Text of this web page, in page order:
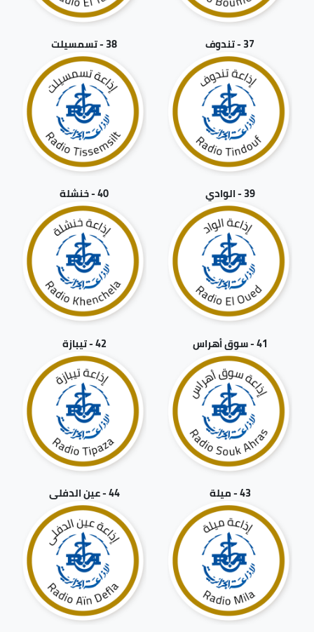
37 - تندوف 38 - تسمسيلت
39 - الوادي 40 - خنشلة
41 - سوق أهراس 42 - تيبازة
43 - ميلة 44 - عين الدفلى